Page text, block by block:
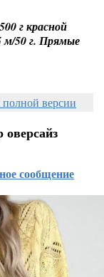
г красной
м/50 г. Прямые
полной версии
сообщение